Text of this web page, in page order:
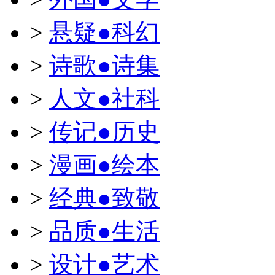
> 悬疑●科幻
> 诗歌●诗集
> 人文●社科
> 传记●历史
> 漫画●绘本
> 经典●致敬
> 品质●生活
> 设计●艺术